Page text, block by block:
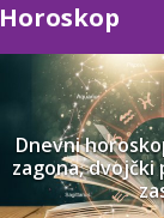
Horoskop
Dnevni
zagona,